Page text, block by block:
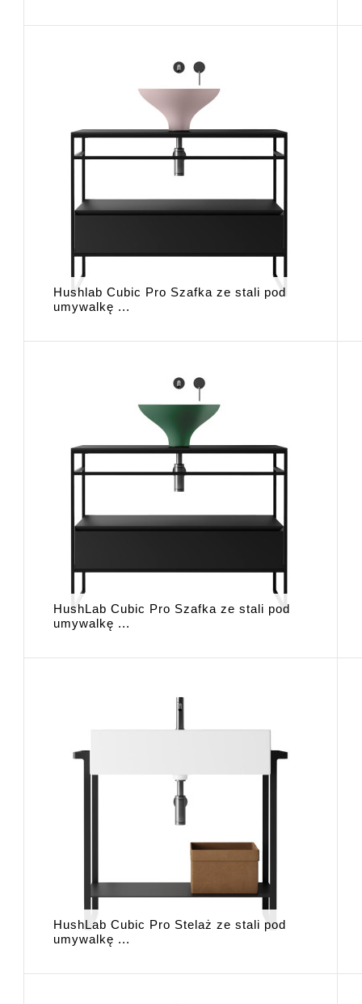
Hushlab Cubic Pro Szafka ze stali pod
umywalkę ...
HushLab Cubic Pro Szafka ze stali pod
umywalkę ...
HushLab Cubic Pro Stelaż ze stali pod
umywalkę ...